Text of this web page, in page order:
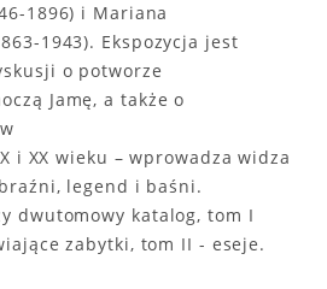
1896) i Mariana
1943). Ekspozycja jest
o potworze
Jamę, a także o
i XX wieku – wprowadza widza
legend i baśni.
dwutomowy katalog, tom I
zabytki, tom II - eseje.